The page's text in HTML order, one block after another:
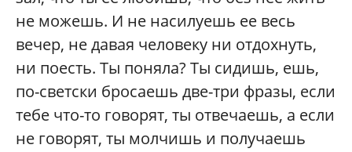
не можешь. И не насилуешь ее весь
вечер, не давая человеку ни отдохнуть,
ни поесть. Ты поняла? Ты сидишь, ешь,
по-светски бросаешь две-три фразы, если
тебе что-то говорят, ты отвечаешь, а если
не говорят, ты молчишь и получаешь